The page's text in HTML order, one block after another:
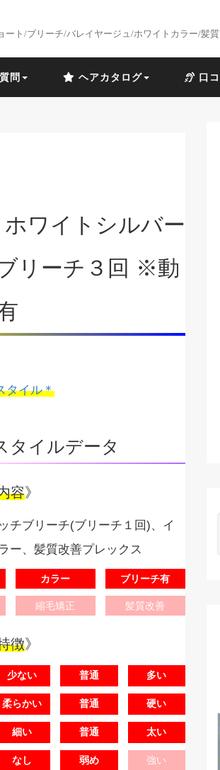
ート/ブリーチ/バレイヤージュ/ホワイトカラー/髪
問 ヘアカタログ 口コ
ホワイトシルバー
リーチ３回 ※動
タイル＊
タイルデータ
容》
チブリーチ(ブリーチ１回)、イ
ー、髪質改善プレックス
カラー ブリーチ有
縮毛矯正 髪質改善
徴》
少ない 普通 多い
柔らかい 普通 硬い
細い 普通 太い
なし 弱め 強い